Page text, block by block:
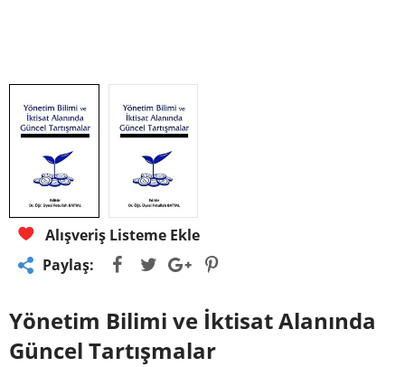
Alışveriş Listeme Ekle
Paylaş:
Yönetim Bilimi ve İktisat Alanında
Güncel Tartışmalar